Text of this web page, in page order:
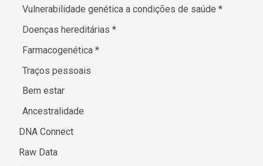
Vulnerabilidade genética a condições de saúde*
Doenças hereditárias*
Farmacogenética*
Traços pessoais
Bem estar
Ancestralidade
DNA Connect
Raw Data